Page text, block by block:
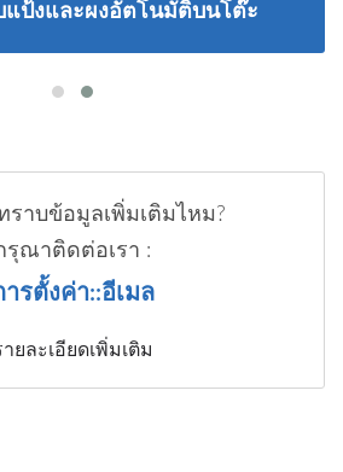
แป้งและผงอัตโนมัติบนโต๊ะ
ราบข้อมูลเพิ่มเติมไหม?
รุณาติดต่อเรา :
ารตั้งค่า::อีเมล
ายละเอียดเพิ่มเติม